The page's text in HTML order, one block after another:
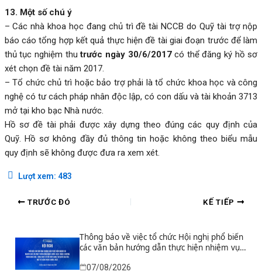
13. Một số chú ý
– Các nhà khoa học đang chủ trì đề tài NCCB do Quỹ tài trợ nộp
báo cáo tổng hợp kết quả thực hiện đề tài giai đoạn trước để làm
thủ tục nghiệm thutrước ngày 30/6/2017có thể đăng ký hồ sơ
xét chọn đề tài năm 2017.
– Tổ chức chủ trì hoặc bảo trợ phải là tổ chức khoa học và công
nghệ có tư cách pháp nhân độc lập, có con dấu và tài khoản 3713
mở tại kho bạc Nhà nước.
Hồ sơ đề tài phải được xây dựng theo đúng các quy định của
Quỹ. Hồ sơ không đầy đủ thông tin hoặc không theo biểu mẫu
quy định sẽ không được đưa ra xem xét.
Lượt xem: 483
TRƯỚC ĐÓ KẾ TIẾP
Thông báo về việc tổ chức Hội nghị phổ biến
các văn bản hướng dẫn thực hiện nhiệm vụ
nghiên cứu và phát triển công nghệ chiến
lược thuộc Chương trình khoa học, công
07/08/2026